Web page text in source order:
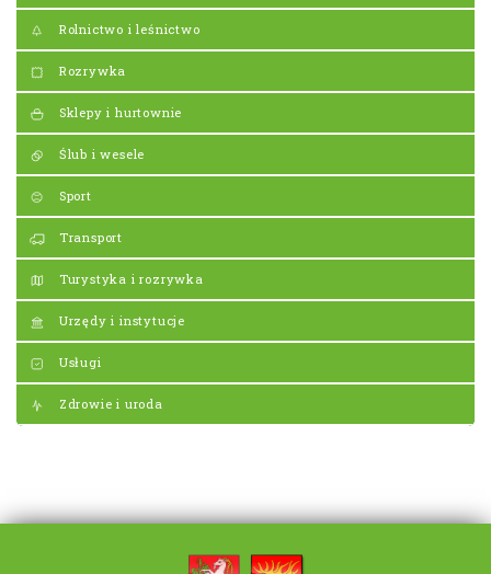
Rolnictwo i leśnictwo
Rozrywka
Sklepy i hurtownie
Ślub i wesele
Sport
Transport
Turystyka i rozrywka
Urzędy i instytucje
Usługi
Zdrowie i uroda